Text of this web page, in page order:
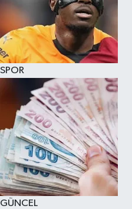
SPOR
GÜNCEL
YAŞAM